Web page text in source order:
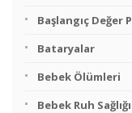
Başlangıç Değer
Bataryalar
Bebek Ölümleri
Bebek Ruh Sağlığı